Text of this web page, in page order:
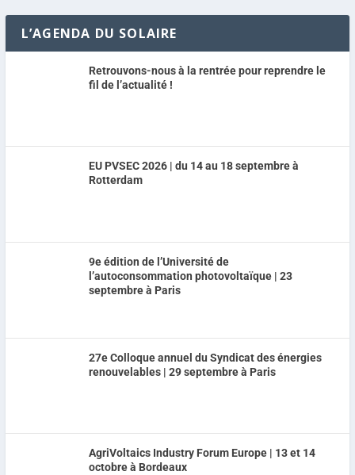
L’AGENDA DU SOLAIRE
Retrouvons-nous à la rentrée pour reprendre le
fil de l’actualité !
EU PVSEC 2026 | du 14 au 18 septembre à
Rotterdam
9e édition de l’Université de
l’autoconsommation photovoltaïque | 23
septembre à Paris
27e Colloque annuel du Syndicat des énergies
renouvelables | 29 septembre à Paris
AgriVoltaics Industry Forum Europe | 13 et 14
octobre à Bordeaux